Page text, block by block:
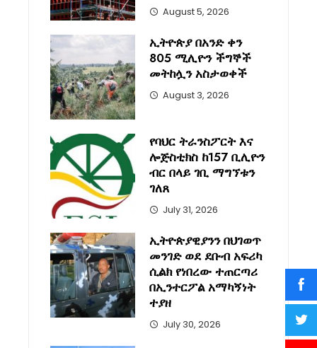
August 5, 2026
ኢትዮጵያ በአንድ ቀን
805 ሚሊዮን ችግኞች
መትከሏን አስታወቀች
August 3, 2026
የባህር ትራንስፖርት እና
ሎጅስቲክስ ከ157 ቢሊዮን
ብር በላይ ገቢ ማግኘቱን
ገለጸ
July 31, 2026
ኢትዮጵያዊያንን በህገወጥ
መንገድ ወደ ደቡብ አፍሪካ
ሲልክ የነበረው ተጠርጣሪ
በኢንተርፖል አማካኝነት
ተያዘ
July 30, 2026